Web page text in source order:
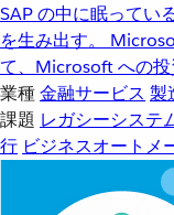
SAP の中に眠ってい
を生み出す。
て、Microsoft への投
業種金融サービス 製
課題 レガシーシステ
行 ビジネスオートメ